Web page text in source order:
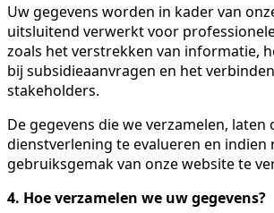
Uw gegevens worden in kader van
uitsluitend verwerkt voor
zoals het verstrekken van informatie,
bij subsidieaanvragen en het
stakeholders.
De gegevens die we verzamelen, laten
dienstverlening te evalueren en indien
gebruiksgemak van onze website te
4. Hoe verzamelen we uw gegevens?